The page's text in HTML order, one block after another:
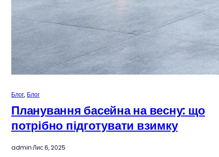
Блог, Блог
Планування басейна на весну: що
потрібно підготувати взимку
admin·Лис 6, 2025